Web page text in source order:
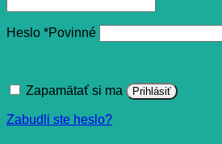
Heslo *Povinné
Zapamätať si ma Prihlásiť
Zabudli ste heslo?